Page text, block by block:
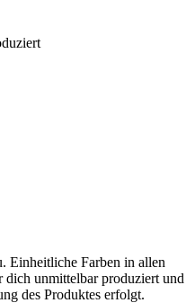
Einheitliche Farben in allen
unmittelbar produziert und
des Produktes erfolgt.